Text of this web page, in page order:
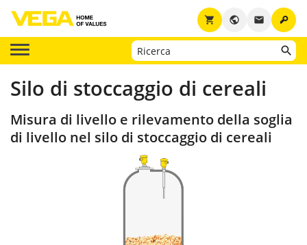
key
email
public
shopping_cart
Silo di stoccaggio di cereali
Misura di livello e rilevamento della soglia
di livello nel silo di stoccaggio di cereali